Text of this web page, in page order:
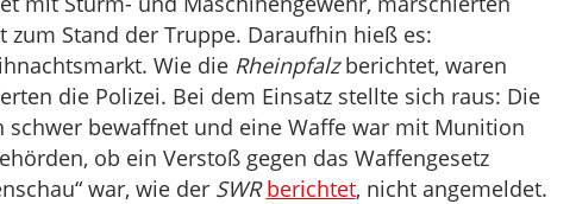
Stand der Truppe. Daraufhin hieß es:
Wie die Rheinpfalzberichtet, waren
die Polizei. Bei dem Einsatz stellte sich raus: Die
schwer bewaffnet und eine Waffe war mit Munition
ob ein Verstoß gegen das Waffengesetz
war, wie der SWR berichtet, nicht angemeldet.